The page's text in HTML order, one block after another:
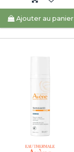
Ajouter au panier